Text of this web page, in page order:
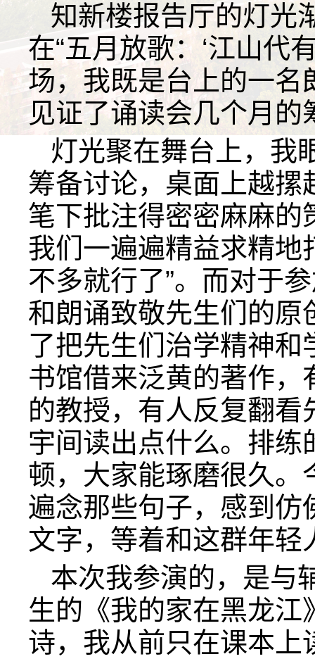
知新楼报告厅的灯光
在“五月放歌：‘江山代
场，我既是台上的一名
见证了诵读会几个月的
灯光聚在舞台上，我
筹备讨论，桌面上越
笔下批注得密密麻麻的
我们一遍遍精益求精地
不多就行了”。而对于
和朗诵致敬先生们的原
了把先生们治学精神和
书馆借来泛黄的著作
的教授，有人反复翻
宇间读出点什么。排
顿，大家能琢磨很久。
遍念那些句子，感到仿
文字，等着和这群年轻
本次我参演的，是与
生的《我的家在黑龙
诗，我从前只在课本上